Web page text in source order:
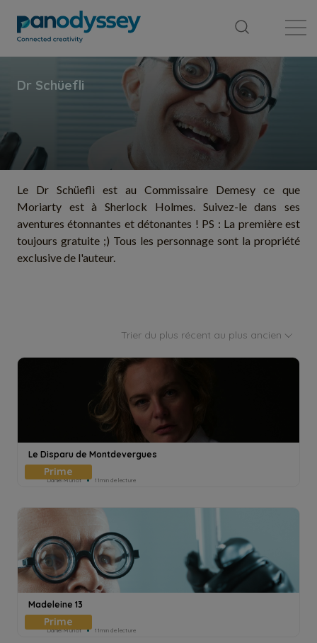
Le Dr Schüefli est au Commissaire Demesy ce que
Moriarty est à Sherlock Holmes. Suivez-le dans ses
aventures étonnantes et détonantes ! PS : La première est
toujours gratuite ;) Tous les personnage sont la propriété
exclusive de l'auteur.
Trier du plus récent au plus ancien
Le Disparu de Montdevergues
Daniel Muriot 11min de lecture
Madeleine 13
Daniel Muriot 11min de lecture